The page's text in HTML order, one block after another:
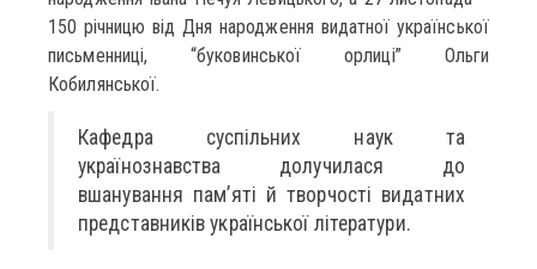
150 річницю від Дня народження видатної української
письменниці, “буковинської орлиці” Ольги
Кобилянської.
Кафедра суспільних наук та
українознавства долучилася до
вшанування пам’яті й творчості видатних
представників української літератури.